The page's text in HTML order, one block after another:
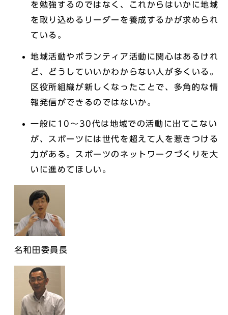
を勉強するのではなく、これからはいかに地域
を取り込めるリーダーを養成するかが求められ
ている。
地域活動やボランティア活動に関心はあるけれ
ど、どうしていいかわからない人が多くいる。
区役所組織が新しくなったことで、多角的な情
報発信ができるのではないか。
一般に10～30代は地域での活動に出てこない
が、スポーツには世代を超えて人を惹きつける
力がある。スポーツのネットワークづくりを大
いに進めてほしい。
名和田委員長